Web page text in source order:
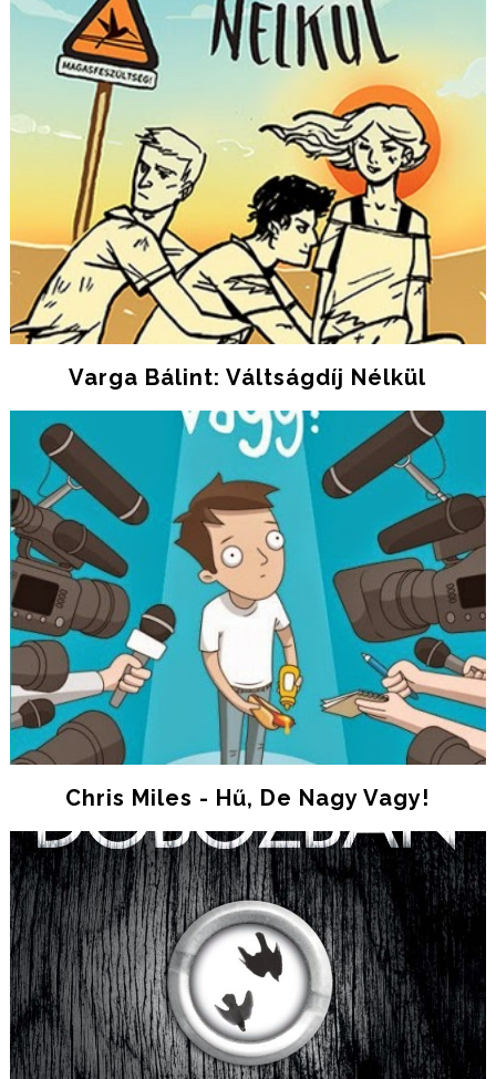
Varga Bálint: Váltságdíj Nélkül
Chris Miles - Hű, De Nagy Vagy!